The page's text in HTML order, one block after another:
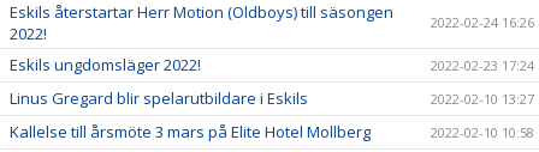
Eskils återstartar Herr Motion (Oldboys) till säsongen
2022!
2022-02-24 16:26
Eskils ungdomsläger 2022! 2022-02-23 17:24
Linus Gregard blir spelarutbildare i Eskils 2022-02-10 13:27
Kallelse till årsmöte 3 mars på Elite Hotel Mollberg 2022-02-10 10:58